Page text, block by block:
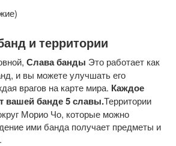
и территории
Слава банды Это работает как
и вы можете улучшать его
врагов на карте мира. Каждое
вашей банде 5 славы.Территории
Морио Чо, которые можно
ими банда получает предметы и